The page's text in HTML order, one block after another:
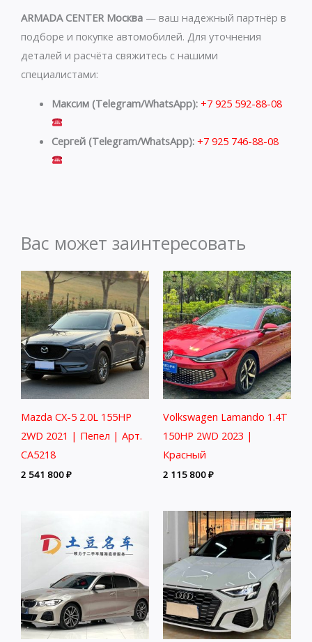
ARMADA CENTER Москва — ваш надежный партнёр в
подборе и покупке автомобилей. Для уточнения
деталей и расчёта свяжитесь с нашими
специалистами:
Максим (Telegram/WhatsApp): +7 925 592-88-08
Сергей (Telegram/WhatsApp): +7 925 746-88-08
Вас может заинтересовать
Mazda CX-5 2.0L 155HP
2WD 2021 | Пепел | Арт.
CA5218
2 541 800₽
Volkswagen Lamando 1.4T
150HP 2WD 2023 |
Красный
2 115 800₽